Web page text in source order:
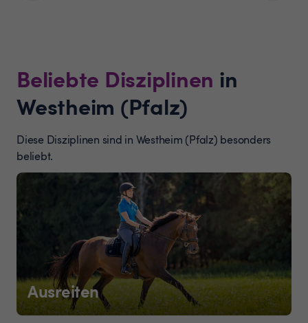
Beliebte Disziplinen in
Westheim (Pfalz)
Diese Disziplinen sind in Westheim (Pfalz) besonders
beliebt.
Ausreiten